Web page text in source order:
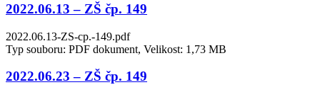
2022.06.13 – ZŠ čp. 149
2022.06.13-ZS-cp.-149.pdf
Typ souboru: PDF dokument, Velikost: 1,73 MB
2022.06.23 – ZŠ čp. 149